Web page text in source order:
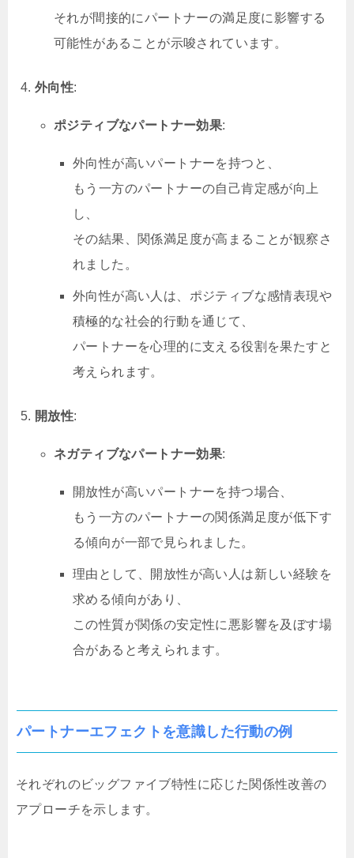
それが間接的にパートナーの満足度に影響する
可能性があることが示唆されています。
外向性:
ポジティブなパートナー効果:
外向性が高いパートナーを持つと、
もう一方のパートナーの自己肯定感が向上
し、
その結果、関係満足度が高まることが観察さ
れました。
外向性が高い人は、ポジティブな感情表現や
積極的な社会的行動を通じて、
パートナーを心理的に支える役割を果たすと
考えられます。
開放性:
ネガティブなパートナー効果:
開放性が高いパートナーを持つ場合、
もう一方のパートナーの関係満足度が低下す
る傾向が一部で見られました。
理由として、開放性が高い人は新しい経験を
求める傾向があり、
この性質が関係の安定性に悪影響を及ぼす場
合があると考えられます。
パートナーエフェクトを意識した行動の例
それぞれのビッグファイブ特性に応じた関係性改善の
アプローチを示します。